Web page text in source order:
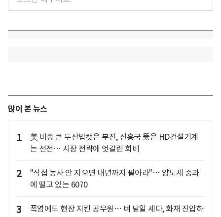
많이 본 뉴스
1
美 비중 큰 두산밥캣은 부진, 신흥국 뚫은 HD건설기계
는 선전… 시장 전략에 엇갈린 희비
2
"직접 농사 안 지으면 내년까지 팔아라"… 양도세 중과
에 떨고 있는 6070
3
폭염에도 현장 지킨 공무원… 벼 낱알 세다, 화재 진압하